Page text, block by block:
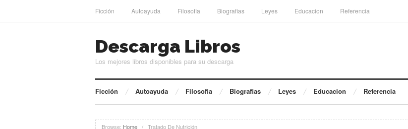
Ficción Autoayuda Filosofia Biografias Leyes Educacion Referencia
Descarga Libros
Los mejores libros disponibles para su descarga
Ficción Autoayuda Filosofia Biografias Leyes Educacion Referencia
Browse: Home / Tratado De Nutrición